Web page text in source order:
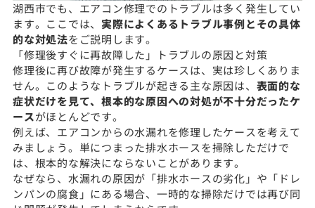
湖西市でも、エアコン修理でのトラブルは多く発生してい
ます。ここでは、 実際によくあるトラブル事例とその具体
的な対処法をご説明します。
「修理後すぐに再故障した」トラブルの原因と対策
修理後に再び故障が発生するケースは、実は珍しくありま
せん。このようなトラブルが起きる主な原因は、 表面的な
症状だけを見て、根本的な原因への対処が不十分だったケ
ースがほとんどです。
例えば、エアコンからの水漏れを修理したケースを考えて
みましょう。単につまった排水ホースを掃除しただけで
は、根本的な解決にならないことがあります。
なぜなら、水漏れの原因が「排水ホースの劣化」や「ドレ
ンパンの腐食」にある場合、一時的な掃除だけでは再び同